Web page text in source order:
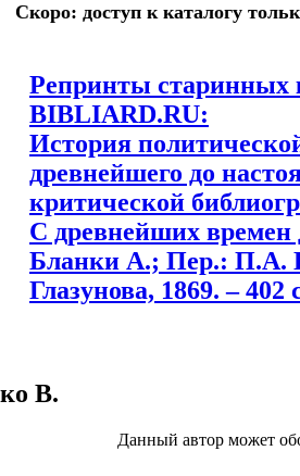
Скоро: доступ к каталогу
Репринты старинных
BIBLIARD.RU:
История
древнейшего до
критической
С древнейших времен
Бланки А.; Пер.: П.А.
Глазунова, 1869. – 402
В.
Данный автор может